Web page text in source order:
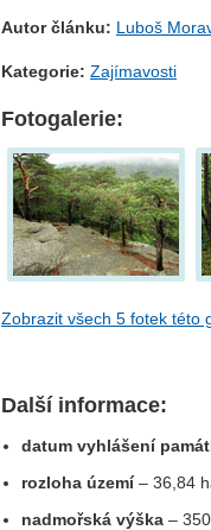
Autor článku: Luboš
Kategorie: Zajímavosti
Fotogalerie:
Zobrazit všech 5 fotek této
Další informace:
datum vyhlášení
rozloha území– 36,84
nadmořská výška –